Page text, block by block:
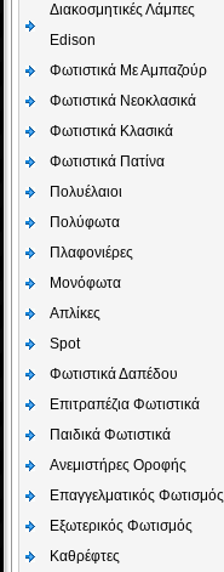
Διακοσμητικές Λάμπες
Edison
Φωτιστικά Με Αμπαζούρ
Φωτιστικά Νεοκλασικά
Φωτιστικά Κλασικά
Φωτιστικά Πατίνα
Πολυέλαιοι
Πολύφωτα
Πλαφονιέρες
Μονόφωτα
Απλίκες
Spot
Φωτιστικά Δαπέδου
Επιτραπέζια Φωτιστικά
Παιδικά Φωτιστικά
Aνεμιστήρες Οροφής
Επαγγελματικός Φωτισμός
Εξωτερικός Φωτισμός
Καθρέφτες